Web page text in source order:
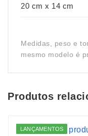
20 cm x 14 cm
Medidas, peso e
mesmo modelo é
Produtos
LANÇAMENTOS